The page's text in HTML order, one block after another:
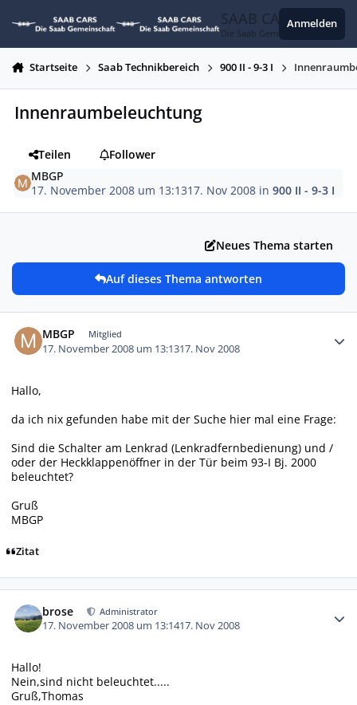
SAAB CARS
Die Saab Gemeinschaft
Anmelden
Startseite Saab Technikbereich 900 II - 9-3 I
Innenraumbeleuchtung
Teilen
Follower
MBGP
17. November 2008 um 13:1317. Nov 2008 in900 II - 9-3 I
Neues Thema starten
Auf dieses Thema antworten
MBGP Mitglied
17. November 2008 um 13:1317. Nov 2008
Hallo,
da ich nix gefunden habe mit der Suche hier mal eine Frage:
Sind die Schalter am Lenkrad (Lenkradfernbedienung) und /
oder der Heckklappenöffner in der Tür beim 93-I Bj. 2000
beleuchtet?
Gruß
MBGP
Zitat
brose Administrator
17. November 2008 um 13:1417. Nov 2008
Hallo!
Nein,sind nicht beleuchtet.....
Gruß,Thomas